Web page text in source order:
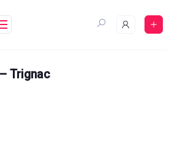
Trignac